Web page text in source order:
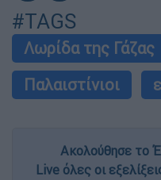
#TAGS
Λωρίδα της Γάζας
Παλαιστίνιοι
Ακολούθησε το
Live όλες οι